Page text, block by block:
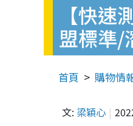
【快
盟標準/
首頁 購物情
文: 梁穎心